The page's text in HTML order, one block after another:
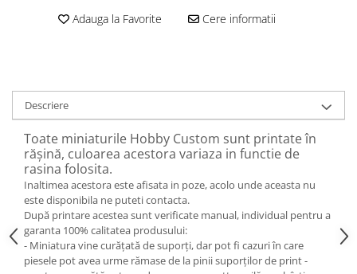
Adauga la Favorite Cere informatii
Descriere
Toate miniaturile Hobby Custom sunt printate în
rășină, culoarea acestora variaza in functie de
rasina folosita.
Inaltimea acestora este afisata in poze, acolo unde aceasta nu
este disponibila ne puteti contacta.
După printare acestea sunt verificate manual, individual pentru a
garanta 100% calitatea produsului:
- Miniatura vine curățată de suporți, dar pot fi cazuri în care
piesele pot avea urme rămase de la pinii suporților de print -